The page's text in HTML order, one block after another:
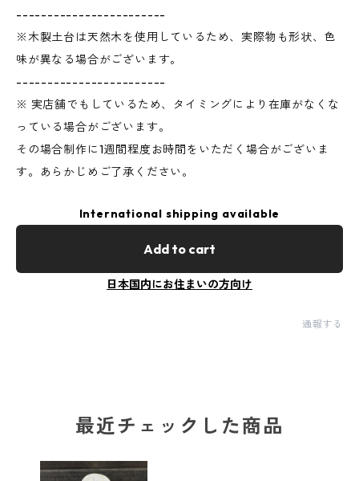
------------------------
※木製土台は天然木を使用しているため、実際物も形状、色
味が異なる場合がございます。
------------------------
※ 実店舗でもしているため、タイミングにより在庫がなくな
っている場合がございます。
その場合制作に1週間程度お時間をいただく場合がございま
す。あらかじめご了承ください。
International shipping available
Add to cart
日本国内にお住まいの方向け
通報する
最近チェックした商品